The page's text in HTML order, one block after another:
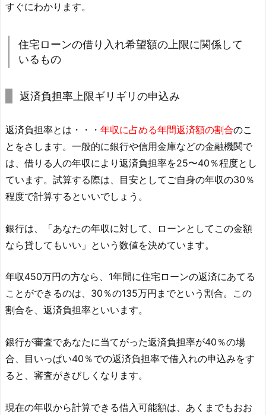
すぐにわかります。
住宅ローンの借り入れ希望額の上限に関係して
いるもの
返済負担率上限ギリギリの申込み
返済負担率とは・・・ 年収に占める年間返済額の割合のこ
とをさします。一般的に銀行や信用金庫などの金融機関で
は、借りる人の年収により返済負担率を25〜40％程度とし
ています。試算する際は、目安としてご自身の年収の30％
程度で計算するといいでしょう。
銀行は、「あなたの年収に対して、ローンとしてこの金額
なら貸してもいい」という数値を決めています。
年収450万円の方なら、1年間に住宅ローンの返済にあてる
ことができるのは、30％の135万円までという割合。この
割合を、返済負担率といいます。
銀行が審査であなたに当てがった返済負担率が40％の場
合、目いっぱい40％での返済負担率で借入れの申込みをす
ると、審査がきびしくなります。
現在の年収から計算できる借入可能額は、あくまでもおお